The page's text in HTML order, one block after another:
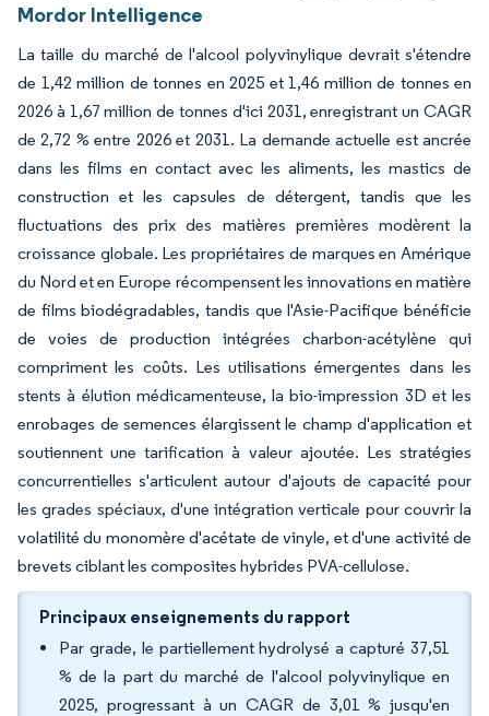
Mordor Intelligence
La taille du marché de l'alcool polyvinylique devrait s'étendre
de 1,42 million de tonnes en 2025 et 1,46 million de tonnes en
2026 à 1,67 million de tonnes d'ici 2031, enregistrant un CAGR
de 2,72 % entre 2026 et 2031. La demande actuelle est ancrée
dans les films en contact avec les aliments, les mastics de
construction et les capsules de détergent, tandis que les
fluctuations des prix des matières premières modèrent la
croissance globale. Les propriétaires de marques en Amérique
du Nord et en Europe récompensent les innovations en matière
de films biodégradables, tandis que l'Asie-Pacifique bénéficie
de voies de production intégrées charbon-acétylène qui
compriment les coûts. Les utilisations émergentes dans les
stents à élution médicamenteuse, la bio-impression 3D et les
enrobages de semences élargissent le champ d'application et
soutiennent une tarification à valeur ajoutée. Les stratégies
concurrentielles s'articulent autour d'ajouts de capacité pour
les grades spéciaux, d'une intégration verticale pour couvrir la
volatilité du monomère d'acétate de vinyle, et d'une activité de
brevets ciblant les composites hybrides PVA-cellulose.
Principaux enseignements du rapport
Par grade, le partiellement hydrolysé a capturé 37,51
% de la part du marché de l'alcool polyvinylique en
2025, progressant à un CAGR de 3,01 % jusqu'en